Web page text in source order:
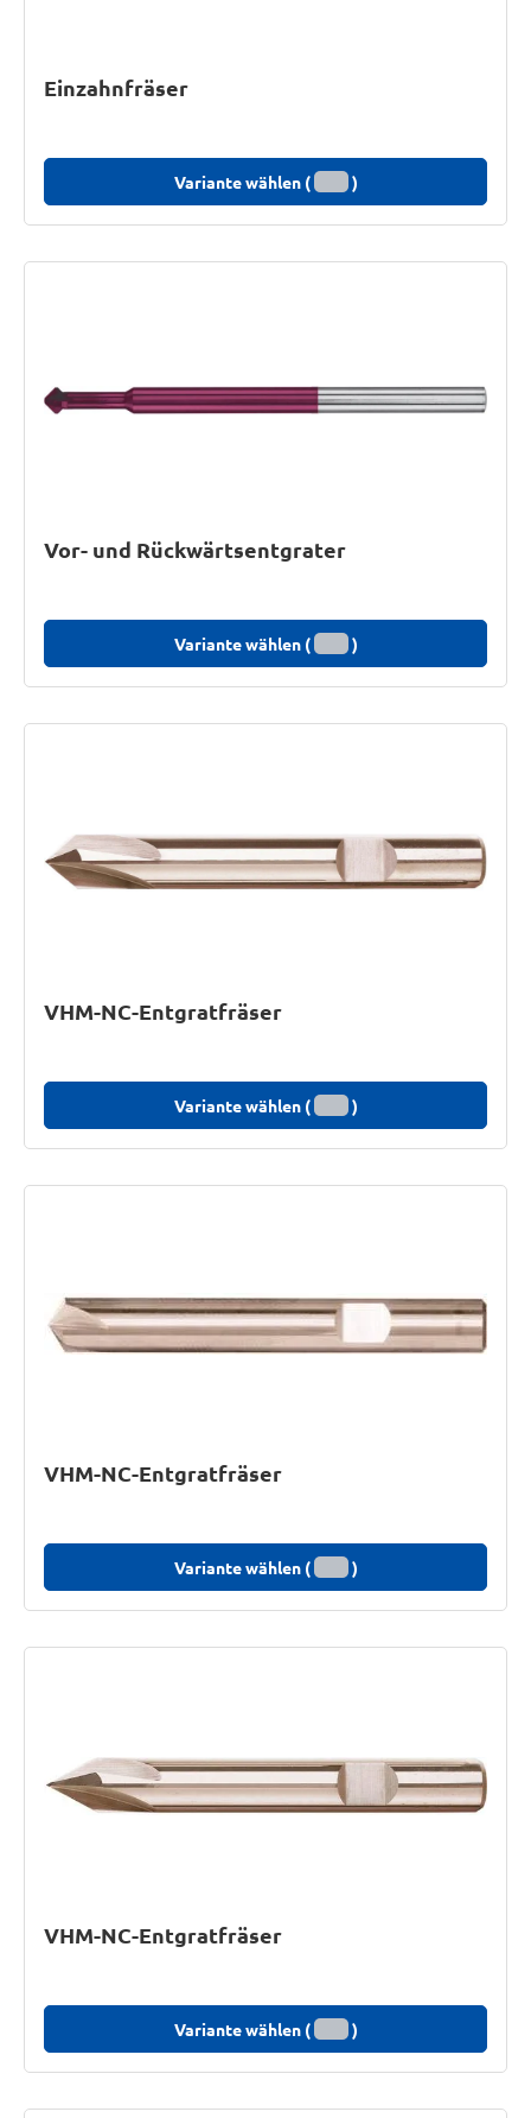
Einzahnfräser
Variante wählen ( )
Vor- und Rückwärtsentgrater
Variante wählen ( )
VHM-NC-Entgratfräser
Variante wählen ( )
VHM-NC-Entgratfräser
Variante wählen ( )
VHM-NC-Entgratfräser
Variante wählen ( )